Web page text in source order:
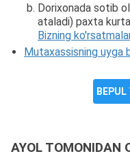
Dorixonada sotib
ataladi) paxta
Bizning
Mutaxassisning uyga
AYOL TOMONIDAN